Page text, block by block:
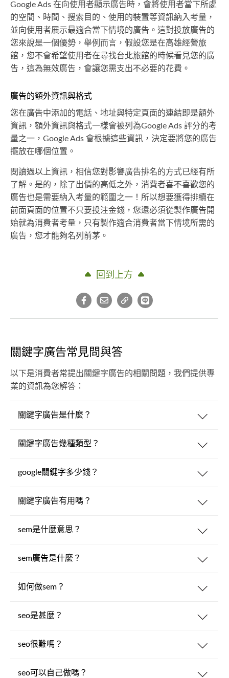
Google Ads 在向使用者顯示廣告時，會將使用者當下所處
的空間、時間、搜索目的、使用的裝置等資訊納入考量，
並向使用者展示最適合當下情境的廣告。這對投放廣告的
您來說是一個優勢，舉例而言，假設您是在高雄經營旅
館，您不會希望使用者在尋找台北旅館的時候看見您的廣
告，這為無效廣告，會讓您需支出不必要的花費。
廣告的額外資訊與格式
您在廣告中添加的電話、地址與特定頁面的連結即是額外
資訊，額外資訊與格式一樣會被列為Google Ads 評分的考
量之一，Google Ads 會根據這些資訊，決定要將您的廣告
擺放在哪個位置。
閱讀過以上資訊，相信您對影響廣告排名的方式已經有所
了解。是的，除了出價的高低之外，消費者喜不喜歡您的
廣告也是需要納入考量的範圍之一！所以想要獲得排續在
前面頁面的位置不只要投注金錢，您還必須從製作廣告開
始就為消費者考量，只有製作適合消費者當下情境所需的
廣告，您才能夠名列前茅。
回到上方
關鍵字廣告常見問與答
以下是消費者常提出關鍵字廣告的相關問題，我們提供專
業的資訊為您解答：
關鍵字廣告是什麼？
關鍵字廣告幾種類型？
google關鍵字多少錢？
關鍵字廣告有用嗎？
sem是什麼意思？
sem廣告是什麼？
如何做sem？
seo是甚麼？
seo很難嗎？
seo可以自己做嗎？